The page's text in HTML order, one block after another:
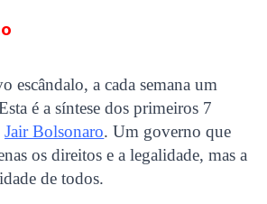
escândalo, a cada semana um
é a síntese dos primeiros 7
Jair Bolsonaro. Um governo que
os direitos e a legalidade, mas a
de todos.